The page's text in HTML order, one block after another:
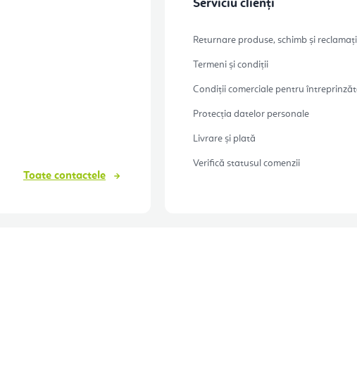
r
Toate contactele
Serviciu clienți
Returnare produse, schimb și
Termeni și condiții
Condiții comerciale pentru
Protecția datelor personale
Livrare și plată
Verifică statusul comenzii